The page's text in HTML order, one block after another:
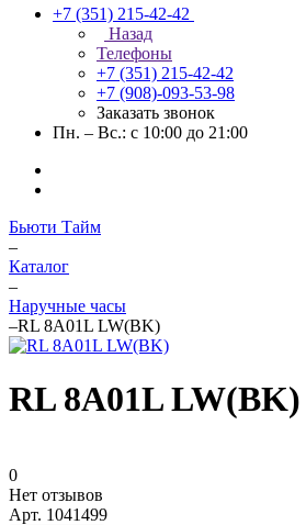
+7 (351) 215-42-42
Назад
Телефоны
+7 (351) 215-42-42
+7 (908)-093-53-98
Заказать звонок
Пн. – Вс.: с 10:00 до 21:00
Бьюти Тайм
–
Каталог
–
Наручные часы
–RL 8A01L LW(BK)
RL 8A01L LW(BK)
0
Нет отзывов
Арт. 1041499